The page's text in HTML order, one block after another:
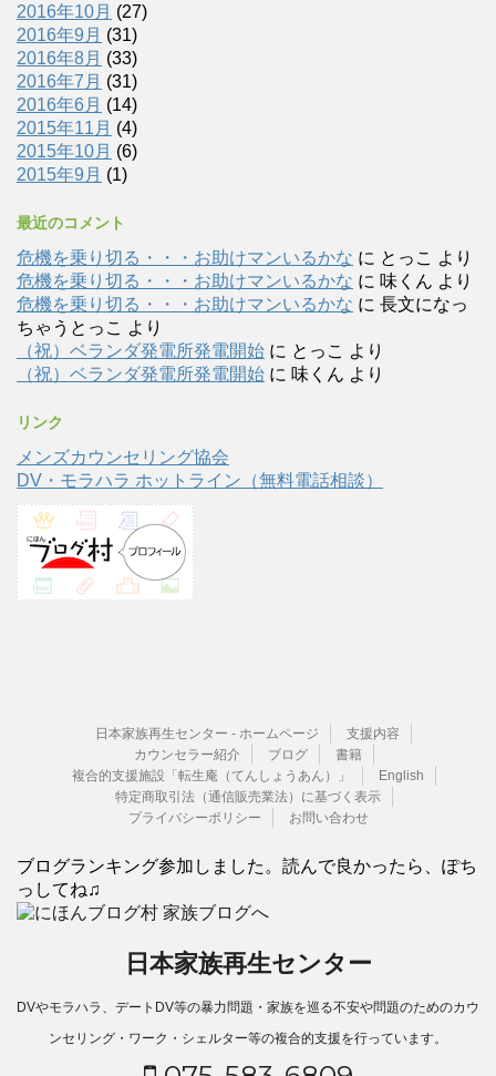
2016年10月 (27)
2016年9月 (31)
2016年8月 (33)
2016年7月 (31)
2016年6月 (14)
2015年11月 (4)
2015年10月 (6)
2015年9月 (1)
最近のコメント
危機を乗り切る・・・お助けマンいるかな に とっこ より
危機を乗り切る・・・お助けマンいるかな に 味くん より
危機を乗り切る・・・お助けマンいるかな に 長文になっ
ちゃうとっこ より
（祝）ベランダ発電所発電開始 に とっこ より
（祝）ベランダ発電所発電開始 に 味くん より
リンク
メンズカウンセリング協会
DV・モラハラ ホットライン（無料電話相談）
日本家族再生センター - ホームページ
支援内容
カウンセラー紹介
ブログ
書籍
複合的支援施設「転生庵（てんしょうあん）」
English
特定商取引法（通信販売業法）に基づく表示
プライバシーポリシー
お問い合わせ
ブログランキング参加しました。読んで良かったら、ぽち
っしてね♫
日本家族再生センター
DVやモラハラ、デートDV等の暴力問題・家族を巡る不安や問題のためのカウ
ンセリング・ワーク・シェルター等の複合的支援を行っています。